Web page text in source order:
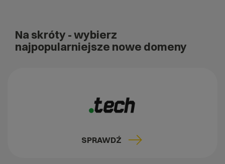
Na skróty - wybierz
najpopularniejsze nowe domeny
SPRAWDŹ